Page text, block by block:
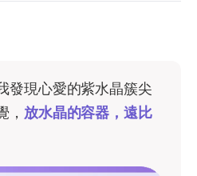
發現心愛的紫水晶簇尖
， 放水晶的容器，遠比